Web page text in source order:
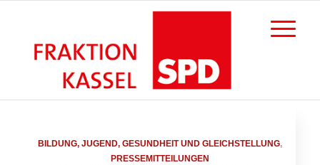
BILDUNG, JUGEND, GESUNDHEIT UND GLEICHSTELLUNG,
PRESSEMITTEILUNGEN